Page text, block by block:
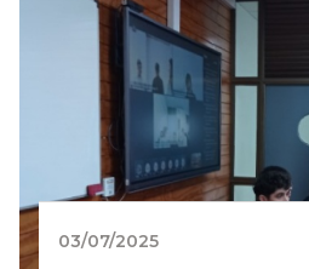
03/07/2025